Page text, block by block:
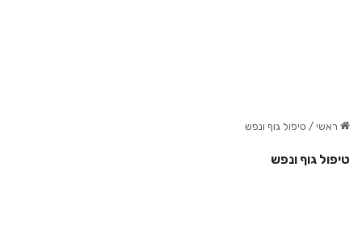
ראשי / טיפול גוף ונפש
טיפול גוף ונפש